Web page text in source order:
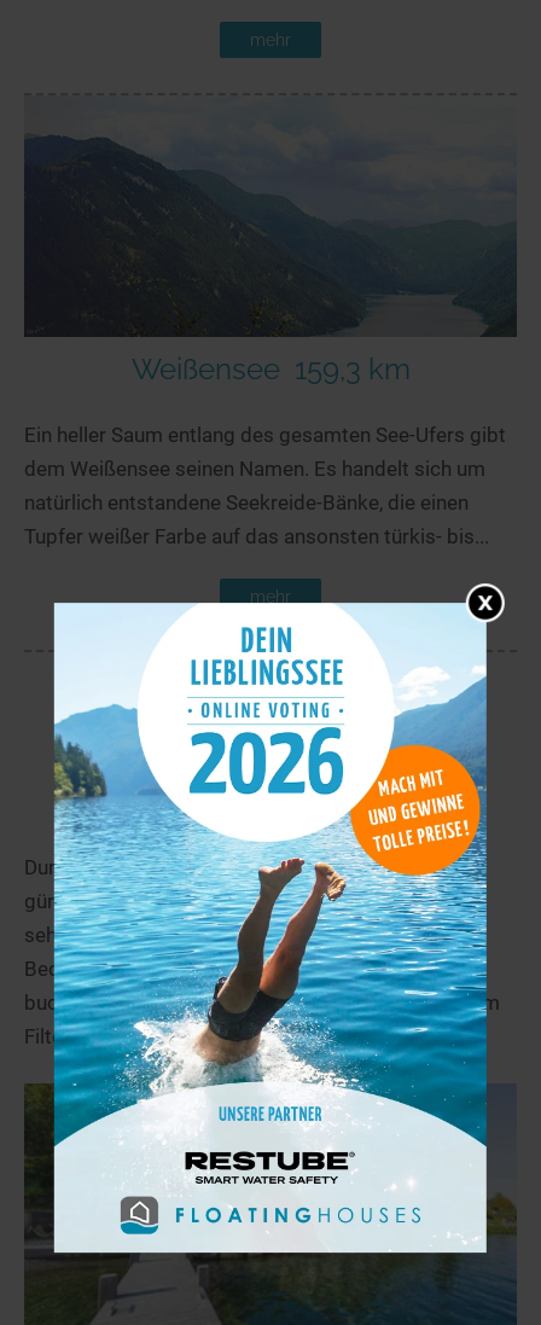
mehr
Weißensee 159,3 km
Ein heller Saum entlang des gesamten See-Ufers gibt
dem Weißensee seinen Namen. Es handelt sich um
natürlich entstandene Seekreide-Bänke, die einen
Tupfer weißer Farbe auf das ansonsten türkis- bis...
mehr
Ferienunterkünfte in Barušići
Durchstöbere unsere Auswahl an schönen und
günstigen Ferienwohnungen in Barušići. Du kannst
sehr differenziert nach Deinen Wünschen und
Bedürfnissen filtern und Dein Traumdomizil direkt
buchen. Und das ganz ohne Risiko, wenn Du mit dem
Filter kostenlose Stornierung suchst.